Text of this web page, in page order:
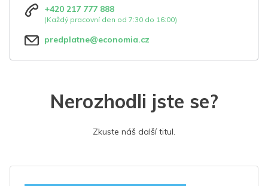
+420 217 777 888
(Každý pracovní den od 7:30 do 16:00)
predplatne@economia.cz
Nerozhodli jste se?
Zkuste náš další titul.